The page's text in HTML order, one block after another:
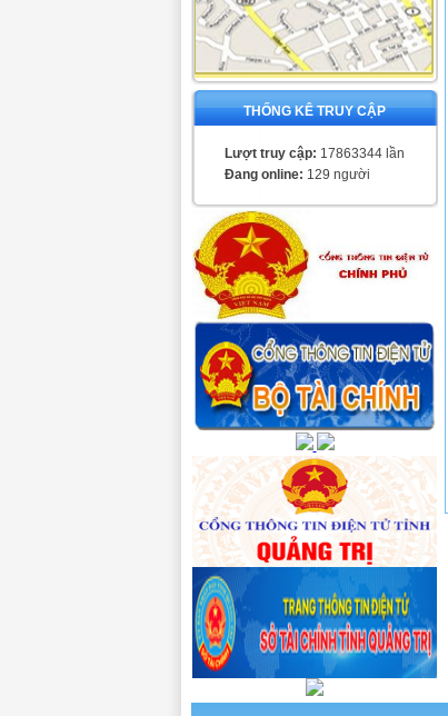
THỐNG KÊ TRUY CẬP
Lượt truy cập: 17863344 lần
Đang online: 129 người